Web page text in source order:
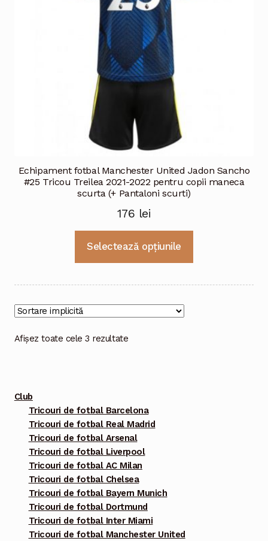
Echipament fotbal Manchester United Jadon Sancho
#25 Tricou Treilea 2021-2022 pentru copii maneca
scurta (+ Pantaloni scurti)
176 lei
Selectează opțiunile
mai
Afișez toate cele 3 rezultate
Club
Tricouri de fotbal Barcelona
Tricouri de fotbal Real Madrid
Tricouri de fotbal Arsenal
Tricouri de fotbal Liverpool
Tricouri de fotbal AC Milan
Tricouri de fotbal Chelsea
Tricouri de fotbal Bayern Munich
Tricouri de fotbal Dortmund
Tricouri de fotbal Inter Miami
Tricouri de fotbal Manchester United